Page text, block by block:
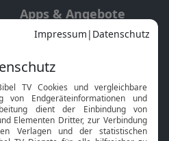
Apps & Angebote
Mobile App
Smart TV
HbbTV
Bibelthek Online-Bibel